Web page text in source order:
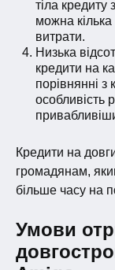
тіла кредиту
можна
витрати.
Низька
кредити на
порівнянні
особливість
Кредити на
громадянам,
більше часу на
Умови